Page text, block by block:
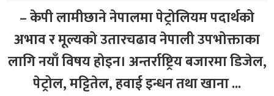
– केपी लामीछाने नेपालमा पेट्रोलियम पदार्थको
अभाव र मूल्यको उतारचढाव नेपाली उपभोक्ताका
लागि नयाँ विषय होइन। अन्तर्राष्ट्रिय बजारमा डिजेल,
पेट्रोल, मट्टितेल, हवाई इन्धन तथा खाना ...